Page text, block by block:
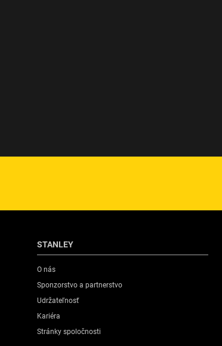
STANLEY
O nás
Sponzorstvo a partnerstvo
Udržateľnosť
Kariéra
Stránky spoločnosti